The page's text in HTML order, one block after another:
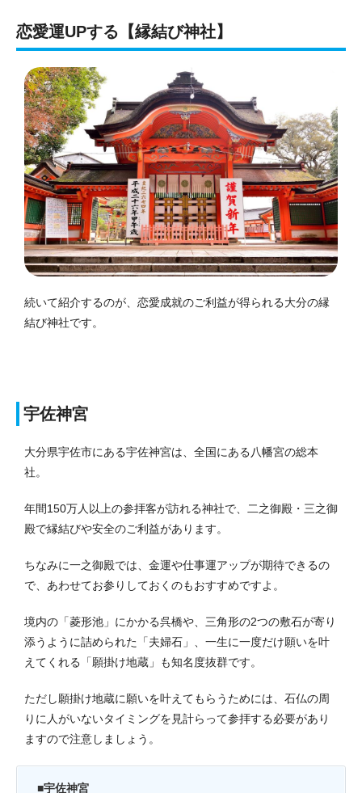
恋愛運UPする【縁結び神社】
続いて紹介するのが、恋愛成就のご利益が得られる大分の縁
結び神社です。
宇佐神宮
大分県宇佐市にある宇佐神宮は、全国にある八幡宮の総本
社。
年間150万人以上の参拝客が訪れる神社で、二之御殿・三之御
殿で縁結びや安全のご利益があります。
ちなみに一之御殿では、金運や仕事運アップが期待できるの
で、あわせてお参りしておくのもおすすめですよ。
境内の「菱形池」にかかる呉橋や、三角形の2つの敷石が寄り
添うように詰められた「夫婦石」、一生に一度だけ願いを叶
えてくれる「願掛け地蔵」も知名度抜群です。
ただし願掛け地蔵に願いを叶えてもらうためには、石仏の周
りに人がいないタイミングを見計らって参拝する必要があり
ますので注意しましょう。
■宇佐神宮